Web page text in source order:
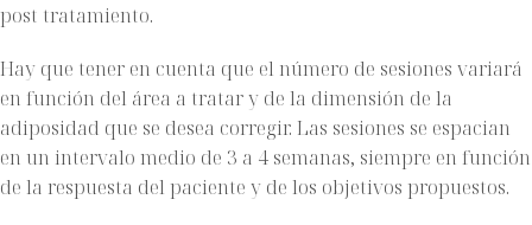
post tratamiento.
Hay que tener en cuenta que el número de sesiones variará
en función del área a tratar y de la dimensión de la
adiposidad que se desea corregir. Las sesiones se espacian
en un intervalo medio de 3 a 4 semanas, siempre en función
de la respuesta del paciente y de los objetivos propuestos.